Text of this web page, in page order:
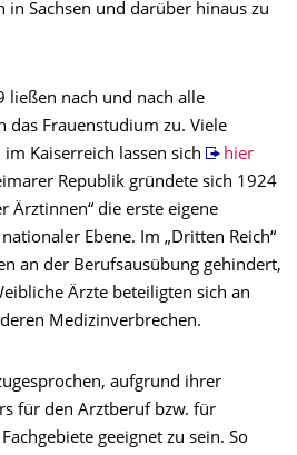
in Sachsen und darüber hinaus zu
ließen nach und nach alle
das Frauenstudium zu. Viele
Kaiserreich lassen sich
hier
Republik gründete sich 1924
Ärztinnen“ die erste eigene
Ebene. Im „Dritten Reich“
an der Berufsausübung gehindert,
Ärzte beteiligten sich an
Medizinverbrechen.
aufgrund ihrer
für den Arztberuf bzw. für
geeignet zu sein. So